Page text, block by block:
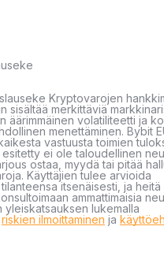
Kryptovarojen
sisältää merkittäviä
äärimmäinen volatiliteetti ja
menettäminen. Bybit
vastuusta toimien
ei ole taloudellinen
ostaa, myydä tai pitää
Käyttäjien tulee arvioida
itsenäisesti, ja heitä
ammattimaisia
yleiskatsauksen lukemalla
riskien ilmoittaminen ja